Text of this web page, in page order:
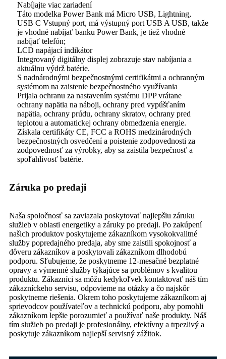
Nabíjajte viac zariadení
Táto modelka Power Bank má Micro USB, Lightning,
USB C Vstupný port, má výstupný port USB A USB, takže
je vhodné nabíjať banku Power Bank, je tiež vhodné
nabíjať telefón;
LCD napájací indikátor
Integrovaný digitálny displej zobrazuje stav nabíjania a
aktuálnu výdrž batérie.
S nadnárodnými bezpečnostnými certifikátmi a ochranným
systémom na zaistenie bezpečnostného využívania
Prijala ochranu za nastavením systému DPP vrátane
ochrany napätia na náboji, ochrany pred vypúšťaním
napätia, ochrany prúdu, ochrany skratov, ochrany pred
teplotou a automatickej ochrany obmedzenia energie.
Získala certifikáty CE, FCC a ROHS medzinárodných
bezpečnostných osvedčení a poistenie zodpovednosti za
zodpovednosť za výrobky, aby sa zaistila bezpečnosť a
spoľahlivosť batérie.
Záruka po predaji
Naša spoločnosť sa zaviazala poskytovať najlepšiu záruku
služieb v oblasti energetiky a záruky po predaji. Po zakúpení
našich produktov poskytujeme zákazníkom vysokokvalitné
služby popredajného predaja, aby sme zaistili spokojnosť a
dôveru zákazníkov a poskytovali zákazníkom dlhodobú
podporu. Sľubujeme, že poskytneme 12-mesačné bezplatné
opravy a výmenné služby týkajúce sa problémov s kvalitou
produktu. Zákazníci sa môžu kedykoľvek kontaktovať náš tím
zákazníckeho servisu, odpovieme na otázky a čo najskôr
poskytneme riešenia. Okrem toho poskytujeme zákazníkom aj
sprievodcov používateľov a technickú podporu, aby pomohli
zákazníkom lepšie porozumieť a používať naše produkty. Náš
tím služieb po predaji je profesionálny, efektívny a trpezlivý a
poskytuje zákazníkom najlepší servisný zážitok.